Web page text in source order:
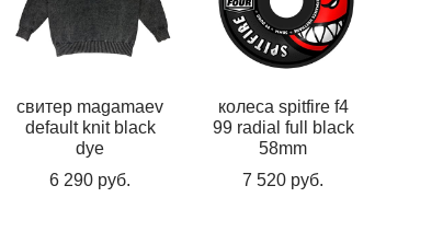
свитер magamaev
default knit black
dye
6 290 pуб.
колеса spitfire f4
99 radial full black
58mm
7 520 pуб.